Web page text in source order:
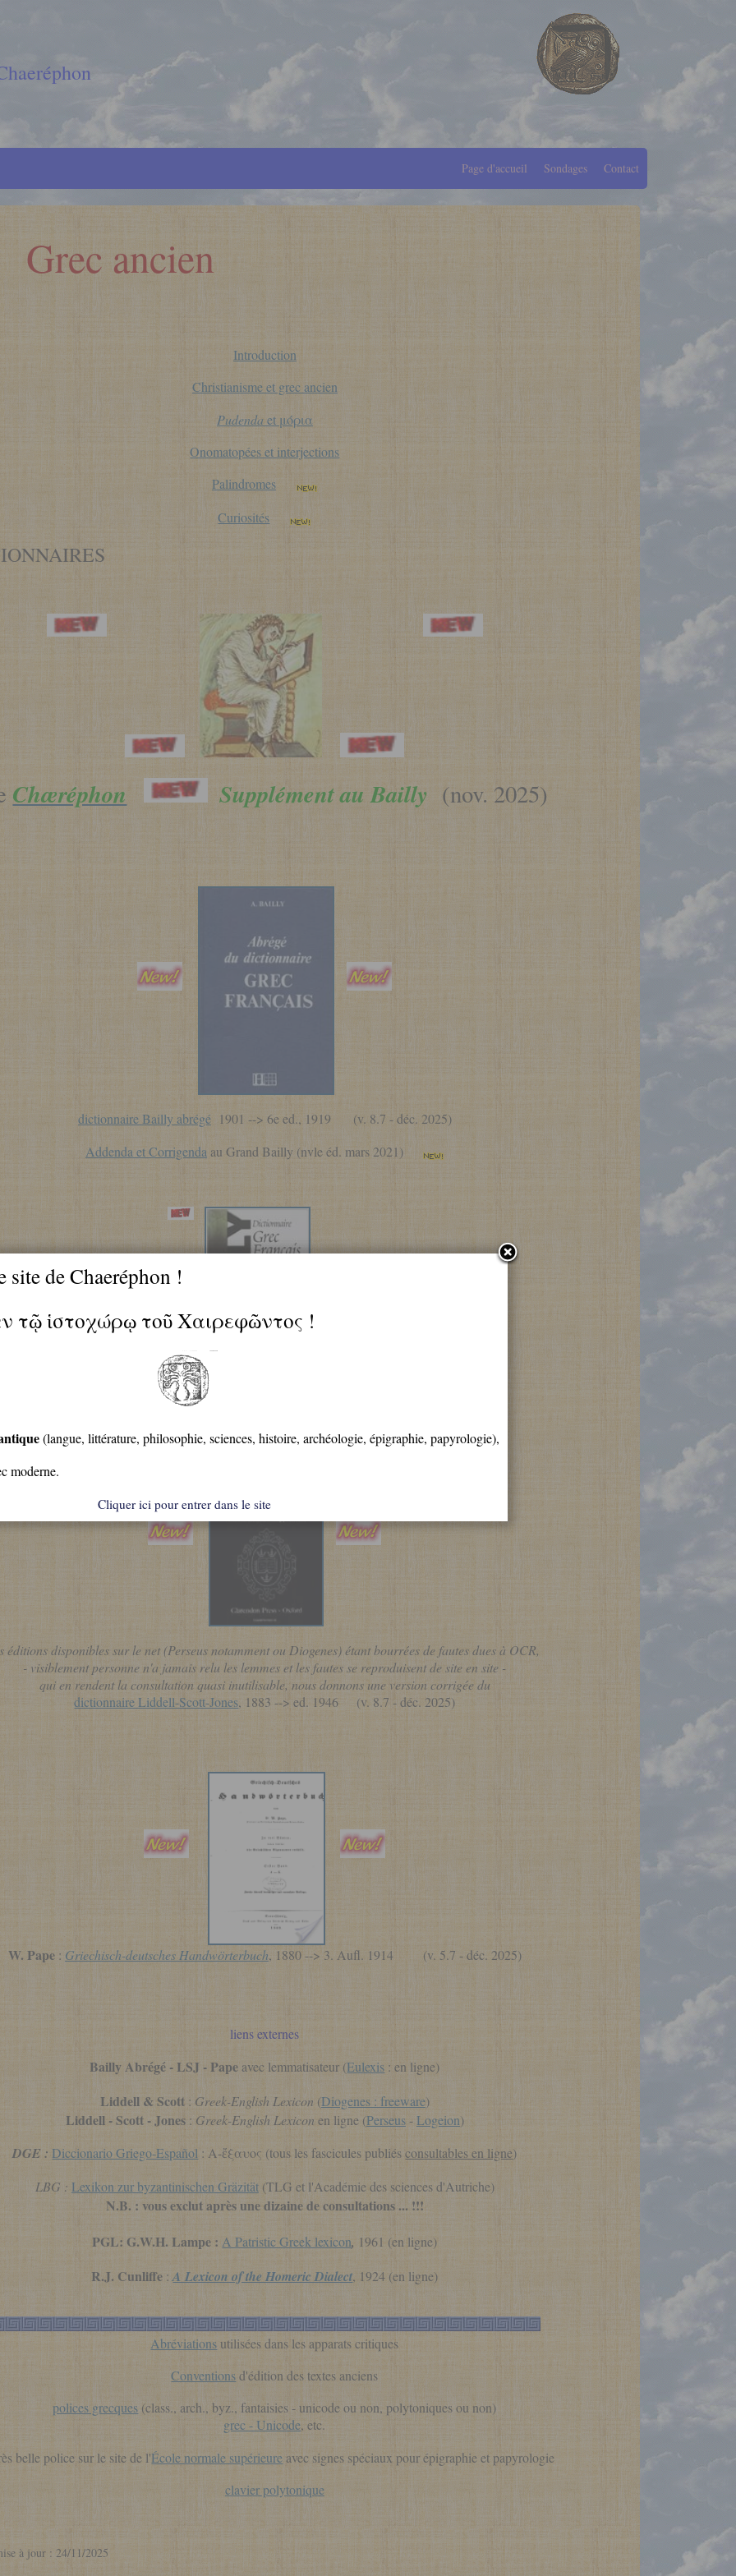
Page d'accueil Sondages Contact
ancien
Introduction
Christianisme et grec ancien
Pudenda et μόρια
Onomatopées et interjections
Palindromes
Curiosités
Chæréphon Supplément au Bailly (nov. 2025)
dictionnaire Bailly abrégé1901 --> 6e ed., 1919 (v. 8.7 - déc. 2025)
Addenda et Corrigenda au Grand Bailly (nvle éd. mars 2021)
Dictionnaire grec-français
éditions disponibles sur le net (Perseus notamment ou Diogenes) étant bourrées de fautes dues à OCR,
- visiblement personne n'a jamais relu les lemmes et les fautes se reproduisent de site en site -
qui en rendent la consultationquasi inutilisable, nous donnons une version corrigée du
dictionnaire Liddell-Scott-Jones, 1883 --> ed. 1946 (v. 8.7 - déc. 2025)
W. Pape: Griechisch-deutsches Handwörterbuch, 1880 --> 3. Aufl. 1914 (v. 5.7 - déc. 2025)
liens externes
Bailly Abrégé - LSJ - Pape avec lemmatisateur (Eulexis : en ligne)
Liddell & Scott: Greek-English Lexicon (Diogenes : freeware)
Liddell - Scott - Jones: Greek-English Lexicon en ligne (Perseus- Logeion)
DGE : Diccionario Griego-Español : A-ἔξαυος (tous les fascicules publiésconsultables en ligne)
LBG : Lexikon zur byzantinischen Gräzität (TLG et l'Académie des sciences d'Autriche)
N.B. : vous exclut après une dizaine de consultations ... !!!
PGL: G.W.H. Lampe : A Patristic Greek lexicon, 1961 (en ligne)
R.J. Cunliffe : A Lexicon of the Homeric Dialect, 1924 (en ligne)
Abréviationsutilisées dans les apparats critiques
Conventionsd'édition des textes anciens
polices grecques (class., arch., byz., fantaisies - unicode ou non, polytoniques ou non)
grec - Unicode, etc.
belle police sur le site de l'École normale supérieure avec signes spéciaux pour épigraphie et papyrologie
clavier polytonique
à jour : 24/11/2025
site de Chaeréphon !
τῷ ἱστοχώρῳ τοῦ Χαιρεφῶντος !
(langue, littérature, philosophie, sciences, histoire, archéologie, épigraphie, papyrologie),
moderne.
Cliquer ici pour entrer dans le site